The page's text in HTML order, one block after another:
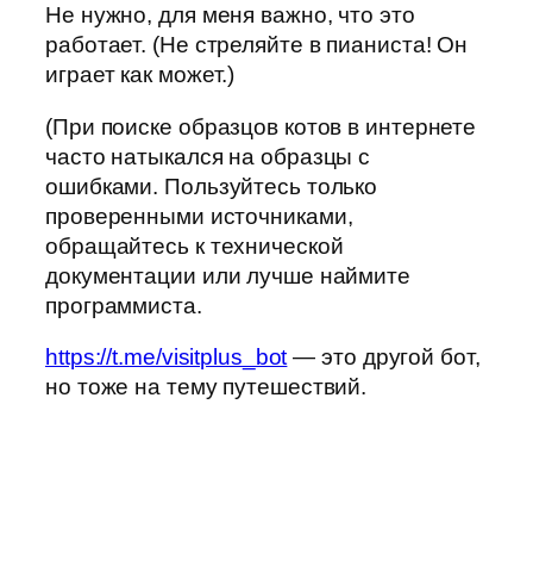
Не нужно, для меня важно, что это
работает. (Не стреляйте в пианиста! Он
играет как может.)
(При поиске образцов котов в интернете
часто натыкался на образцы с
ошибками. Пользуйтесь только
проверенными источниками,
обращайтесь к технической
документации или лучше наймите
программиста.
https://t.me/visitplus_bot— это другой бот,
но тоже на тему путешествий.